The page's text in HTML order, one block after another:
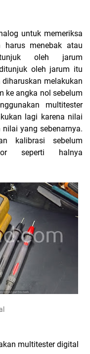
untuk memeriksa
menebak atau
oleh jarum
oleh jarum itu
melakukan
ke angka nol sebelum
multitester
lagi karena nilai
yang sebenarnya.
kalibrasi sebelum
seperti halnya
multitester digital